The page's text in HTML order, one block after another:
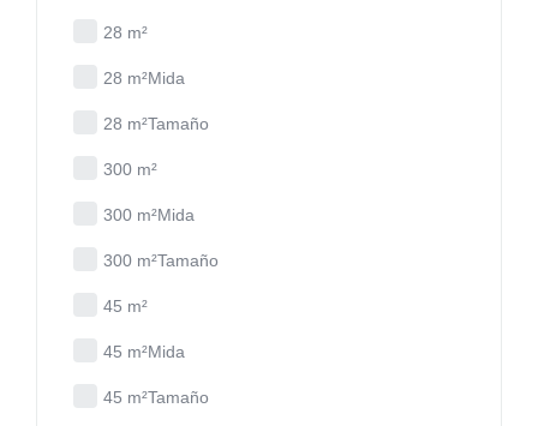
28 m²
28 m²Mida
28 m²Tamaño
300 m²
300 m²Mida
300 m²Tamaño
45 m²
45 m²Mida
45 m²Tamaño